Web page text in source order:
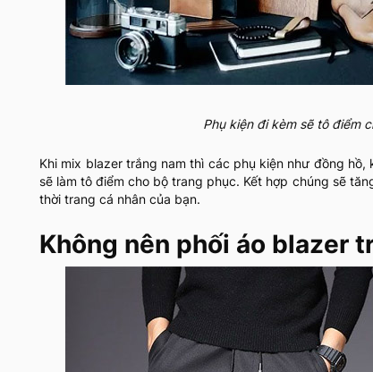
Phụ kiện đi kèm sẽ tô điểm
Khi mix blazer trắng nam thì các phụ kiện như đồng
sẽ làm tô điểm cho bộ trang phục. Kết hợp chúng sẽ
thời trang cá nhân của bạn.
Không nên phối áo blazer